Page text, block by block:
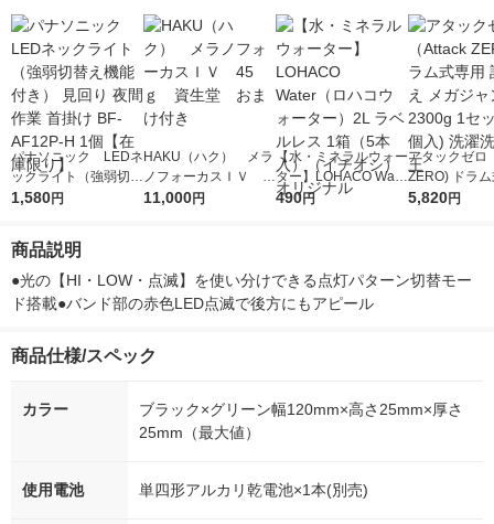
パナソニック LEDネ
ックライト（強弱切替
え機能付き） 見回り
り】
1,580円
HAKU（ハク） メラ
ノフォーカスＩＶ 4
5ｇ 資生堂 おまけ
11,000円
【水・ミネラルウォー
ター】LOHACO Wate
r（ロハコウォータ
490円
アタックゼロ
ZERO) ドラ
詰め替え メガ
5,820円
商品説明
●光の【HI・LOW・点滅】を使い分けできる点灯パターン切替モー
ド搭載●バンド部の赤色LED点滅で後方にもアピール
商品仕様/スペック
カラー
ブラック×グリーン幅120mm×高さ25mm×厚さ
25mm（最大値）
使用電池 単四形アルカリ乾電池×1本(別売)